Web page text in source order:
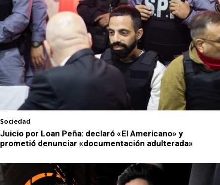
Sociedad
Juicio por Loan Peña: declaró «El Americano» y
prometió denunciar «documentación adulterada»